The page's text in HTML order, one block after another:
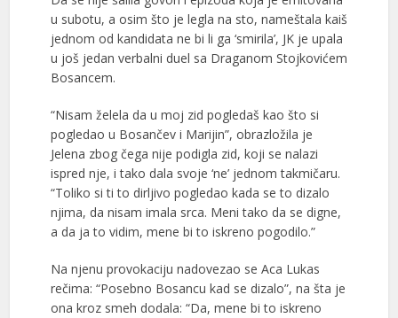
u subotu, a osim što je legla na sto, nameštala kaiš
jednom od kandidata ne bi li ga ‘smirila’, JK je upala
u još jedan verbalni duel sa Draganom Stojkovićem
Bosancem.
“Nisam želela da u moj zid pogledaš kao što si
pogledao u Bosančev i Marijin”, obrazložila je
Jelena zbog čega nije podigla zid, koji se nalazi
ispred nje, i tako dala svoje ‘ne’ jednom takmičaru.
“Toliko si ti to dirljivo pogledao kada se to dizalo
njima, da nisam imala srca. Meni tako da se digne,
a da ja to vidim, mene bi to iskreno pogodilo.”
Na njenu provokaciju nadovezao se Aca Lukas
rečima: “Posebno Bosancu kad se dizalo”, na šta je
ona kroz smeh dodala: “Da, mene bi to iskreno